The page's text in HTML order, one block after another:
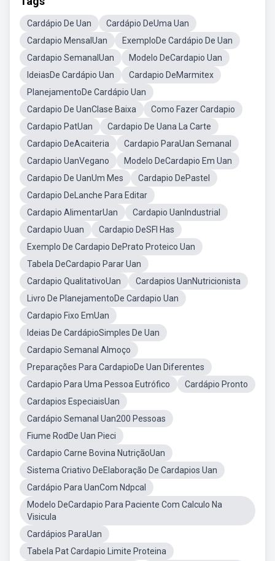
Cardápio De Uan
Cardápio DeUma Uan
Cardapio MensalUan
ExemploDe Cardápio De Uan
Cardapio SemanalUan
Modelo DeCardapio Uan
IdeiasDe Cardápio Uan
Cardapio DeMarmitex
PlanejamentoDe Cardápio Uan
Cardapio De UanClase Baixa
Como Fazer Cardapio
Cardapio PatUan
Cardapio De Uana La Carte
Cardapio DeAcaiteria
Cardapio ParaUan Semanal
Cardapio UanVegano
Modelo DeCardapio Em Uan
Cardapio De UanUm Mes
Cardapio DePastel
Cardapio DeLanche Para Editar
Cardapio AlimentarUan
Cardapio UanIndustrial
Cardapio Uuan
Cardapio DeSFI Has
Exemplo De Cardapio DePrato Proteico Uan
Tabela DeCardapio Parar Uan
Cardapio QualitativoUan
Cardapios UanNutricionista
Livro De PlanejamentoDe Cardapio Uan
Cardapio Fixo EmUan
Ideias De CardápioSimples De Uan
Cardapio Semanal Almoço
Preparações Para CardapioDe Uan Diferentes
Cardapio Para Uma Pessoa Eutrófico
Cardápio Pronto
Cardapios EspeciaisUan
Cardápio Semanal Uan200 Pessoas
Fiume RodDe Uan Pieci
Cardapio Carne Bovina NutriçãoUan
Sistema Criativo DeElaboração De Cardapios Uan
Cardápio Para UanCom Ndpcal
Modelo DeCardapio Para Paciente Com Calculo Na
Visicula
Cardápios ParaUan
Tabela Pat Cardapio Limite Proteina